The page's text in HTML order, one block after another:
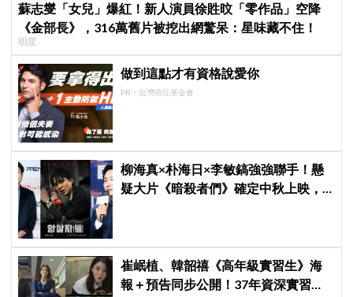
蘇志燮「女兒」爆紅！新人演員徐貹旼「零作品」空降
《金部長》，316萬舊片被挖出網驚呆：星味藏不住！
明星
做到這點才有資格說愛你
PR・台灣癌症基金會
柳海真×朴海日×李敏鎬強強聯手！懸
疑大片《暗殺者們》確定中秋上映，
崔岷植、韓韶禧《高年級實習生》海
報＋預告同步公開！37年資深實習生